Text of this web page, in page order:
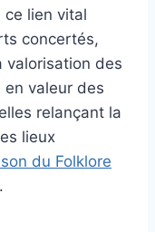
lien vital
concertés,
valorisation des
valeur des
relançant la
lieux
du Folklore